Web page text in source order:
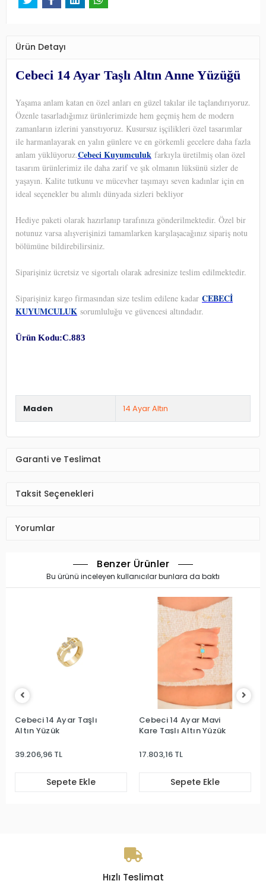
Ürün Detayı
Cebeci 14 Ayar Taşlı Altın Anne Yüzüğü
Yaşama anlam katan en özel anları en güzel takılar ile taçlandırıyoruz.
Özenle tasarladığımız ürünlerimizde hem geçmiş hem de modern
zamanların izlerini yansıtıyoruz. Kusursuz işçilikleri özel tasarımlar
ile harmanlayarak en yalın günlere ve en görkemli gecelere daha fazla
anlam yüklüyoruz.Cebeci Kuyumculuk farkıyla üretilmiş olan özel
tasarım ürünlerimiz ile daha zarif ve şık olmanın lüksünü sizler de
yaşayın. Kalite tutkunu ve mücevher taşımayı seven kadınlar için en
ideal seçenekler bu alımlı dünyada sizleri bekliyor
Hediye paketi olarak hazırlanıp tarafınıza gönderilmektedir. Özel bir
notunuz varsa alışverişinizi tamamlarken karşılaşacağınız sipariş notu
bölümüne bildirebilirsiniz.
Siparişiniz ücretsiz ve sigortalı olarak adresinize teslim edilmektedir.
Siparişiniz kargo firmasından size teslim edilene kadar CEBECİ
KUYUMCULUK sorumluluğu ve güvencesi altındadır.
Ürün Kodu:C.883
Maden 14 Ayar Altın
Garanti ve Teslimat
Taksit Seçenekleri
Yorumlar
Benzer Ürünler
Bu ürünü inceleyen kullanıcılar bunlara da baktı
Cebeci 14 Ayar Taşlı
Altın Yüzük
39.206,96 TL
Sepete Ekle
Cebeci 14 Ayar Mavi
Kare Taşlı Altın Yüzük
17.803,16 TL
Sepete Ekle
Hızlı Teslimat